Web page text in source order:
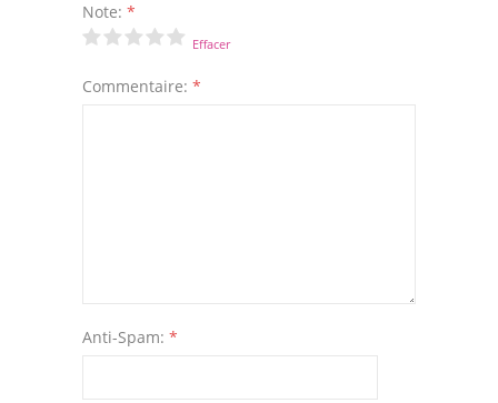
Note: *
Effacer
Commentaire: *
Anti-Spam: *